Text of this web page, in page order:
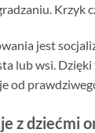
Krzyk
jest
lub wsi.
od
z dziećmi